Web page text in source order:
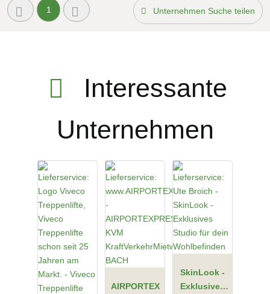
1 Unternehmen Suche teilen
Interessante
Unternehmen
AIRPORTEX
SkinLook -
Exklusives